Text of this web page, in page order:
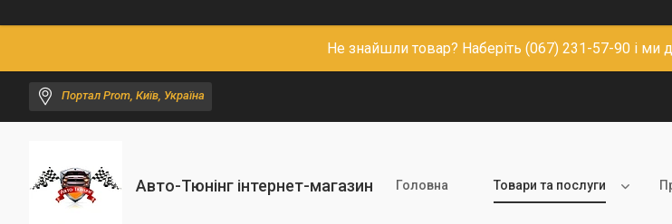
Не знайшли товар? Наберіть (067) 231-57-90 і
Портал Prom, Київ, Україна
Авто-Тюнінг інтернет-магазин Головна Товари та послуги